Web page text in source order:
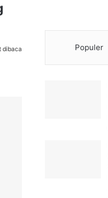
dibaca Populer